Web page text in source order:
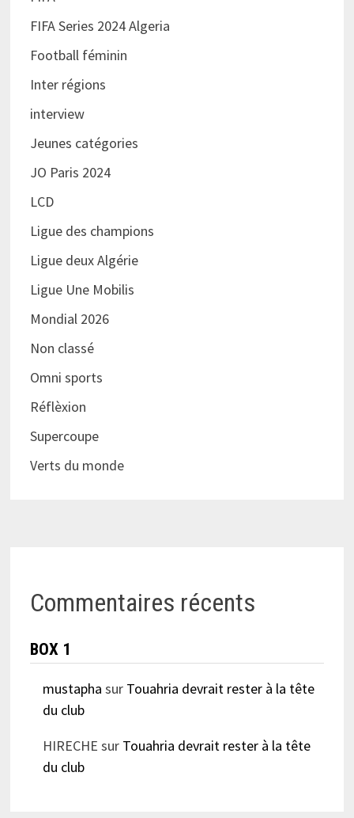
FIFA Series 2024 Algeria
Football féminin
Inter régions
interview
Jeunes catégories
JO Paris 2024
LCD
Ligue des champions
Ligue deux Algérie
Ligue Une Mobilis
Mondial 2026
Non classé
Omni sports
Réflèxion
Supercoupe
Verts du monde
Commentaires récents
BOX 1
mustapha sur Touahria devrait rester à la tête
du club
HIRECHE sur Touahria devrait rester à la tête
du club